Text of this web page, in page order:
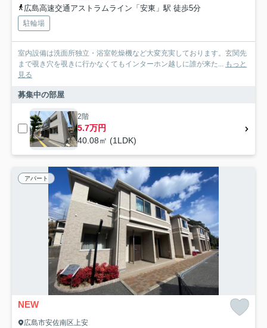
広島高速交通アストラムライン「安東」駅 徒歩5分
駐輪場
室内設備は洗面所独立・浴室乾燥機など大変充実しております。玄関先
まで覗き穴を覗きに行かなくてもインターホン越しに誰が来た...
もっと
見る
募集中の部屋
2階
5.7万円
40.08㎡ (1LDK)
アパート
NEW
広島市安佐南区上安